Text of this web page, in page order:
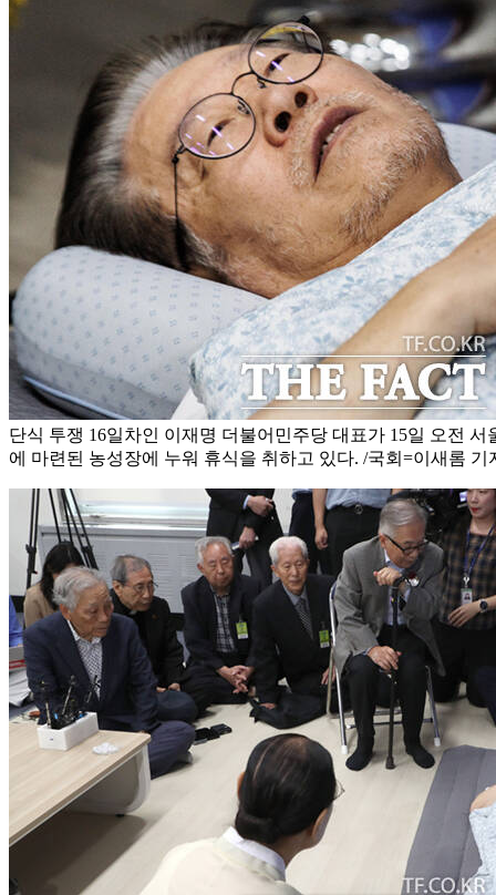
단식 투쟁 16일차인 이재명 더불어민주당 대표가 15일 오전
에 마련된 농성장에 누워 휴식을 취하고 있다. /국회=이새롬 기